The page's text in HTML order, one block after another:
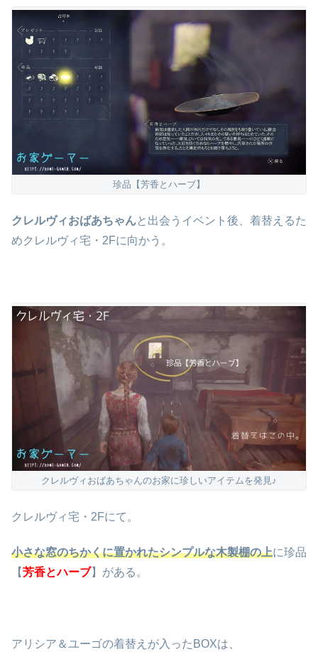
珍品【芳香とハーブ】
クレルヴィおばあちゃんと出会うイベント後、着替えるた
めクレルヴィ宅・2Fに向かう。
クレルヴィおばあちゃんのお家に珍しいアイテムを発見♪
クレルヴィ宅・2Fにて。
小さな窓のちかくに置かれたシンプルな木製棚の上に珍品
【芳香とハーブ】がある。
アリシア＆ユーゴの着替えが入ったBOXは、